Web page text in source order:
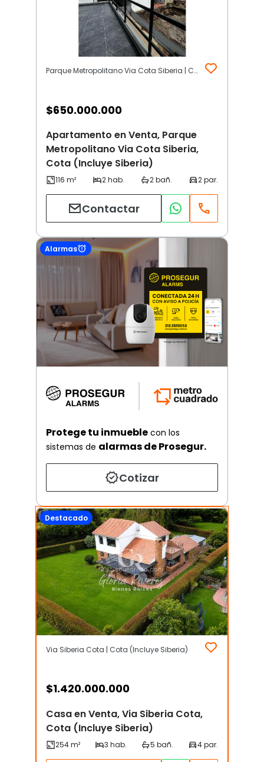
Parque Metropolitano Via Cota Siberia | Cota (Incluye Siberia)
$650.000.000
Apartamento en Venta, Parque
Metropolitano Via Cota Siberia,
Cota (Incluye Siberia)
Contactar
Alarmas
Protege tu inmueble con los
sistemas de alarmas de Prosegur.
Cotizar
Destacado
Via Siberia Cota | Cota (Incluye Siberia)
$1.420.000.000
Casa en Venta, Via Siberia Cota,
Cota (Incluye Siberia)